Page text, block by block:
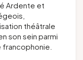
Ardente et
théâtrale
son sein parmi